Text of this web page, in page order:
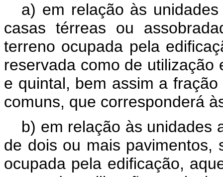
a) em relação às
casas térreas ou
terreno ocupada pela
reservada como de utilização
e quintal, bem assim a
comuns, que corresponderá
b) em relação às unidades
de dois ou mais pavimentos,
ocupada pela edificação,